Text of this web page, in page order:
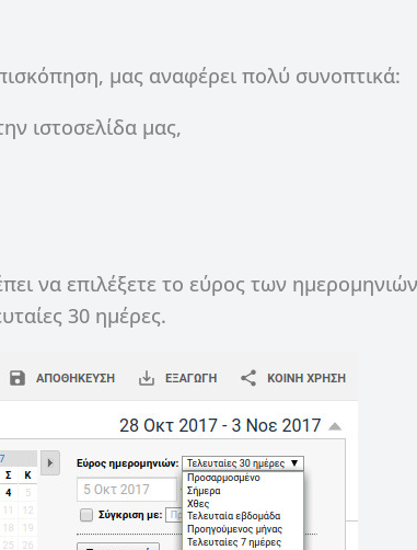
μας αναφέρει πολύ συνοπτικά:
ιστοσελίδα μας,
να επιλέξετε το εύρος των ημερομηνιών
30 ημέρες.